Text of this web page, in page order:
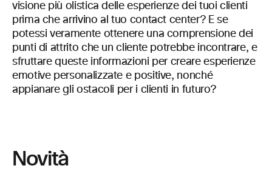
visione più olistica delle esperienze dei tuoi clienti
prima che arrivino al tuo contact center? E se
potessi veramente ottenere una comprensione dei
punti di attrito che un cliente potrebbe incontrare, e
sfruttare queste informazioni per creare esperienze
emotive personalizzate e positive, nonché
appianare gli ostacoli per i clienti in futuro?
Novità